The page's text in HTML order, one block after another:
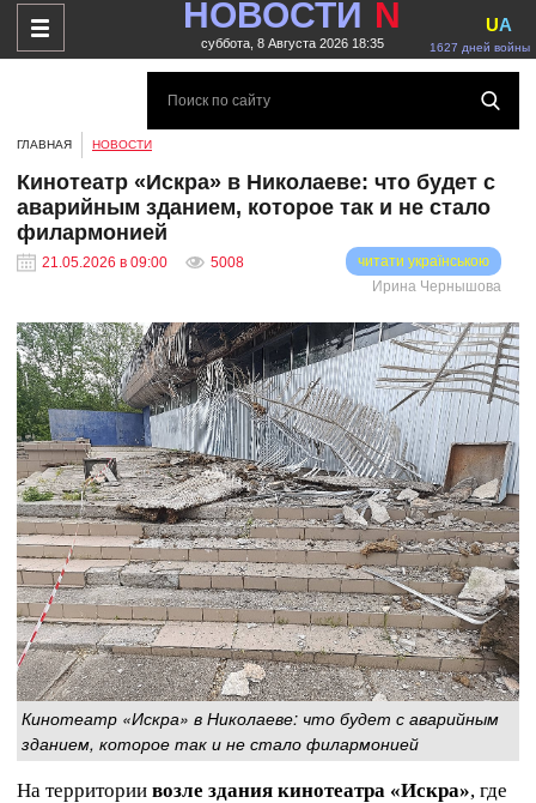
НОВОСТИ N
суббота, 8 Августа 2026 18:35 1627 дней войны
UA
ГЛАВНАЯ НОВОСТИ
Кинотеатр «Искра» в Николаеве: что будет с
аварийным зданием, которое так и не стало
филармонией
21.05.2026 в 09:00 5008
читати українською
Ирина Чернышова
Кинотеатр «Искра» в Николаеве: что будет с аварийным
зданием, которое так и не стало филармонией
На территории возле здания кинотеатра «Искра», где